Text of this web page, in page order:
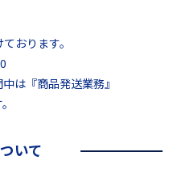
おります。
は『商品発送業務』
いて